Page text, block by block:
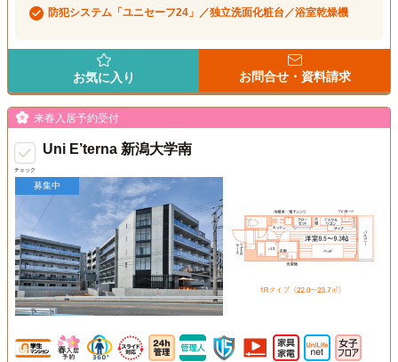
防犯システム「ユニセーフ24」／独立洗面化粧台／浴室乾燥機
お気に入り お問合せ・資料請求
チェック
来春入居予約受付
Uni E’terna 新潟大学南
募集中